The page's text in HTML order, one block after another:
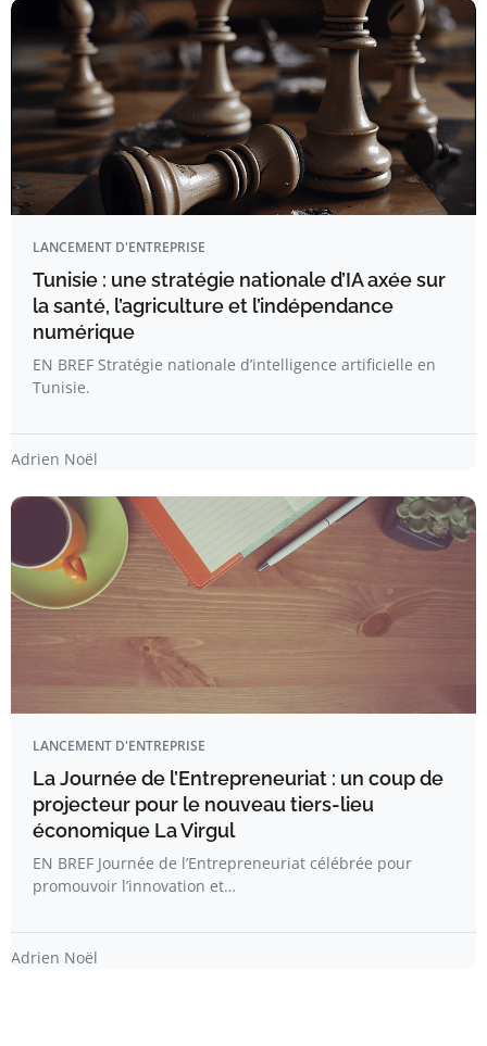
LANCEMENT D'ENTREPRISE
Tunisie : une stratégie nationale d’IA axée sur
la santé, l’agriculture et l’indépendance
numérique
EN BREF Stratégie nationale d’intelligence artificielle en
Tunisie.
Adrien Noël
LANCEMENT D'ENTREPRISE
La Journée de l’Entrepreneuriat : un coup de
projecteur pour le nouveau tiers-lieu
économique La Virgul
EN BREF Journée de l’Entrepreneuriat célébrée pour
promouvoir l’innovation et…
Adrien Noël